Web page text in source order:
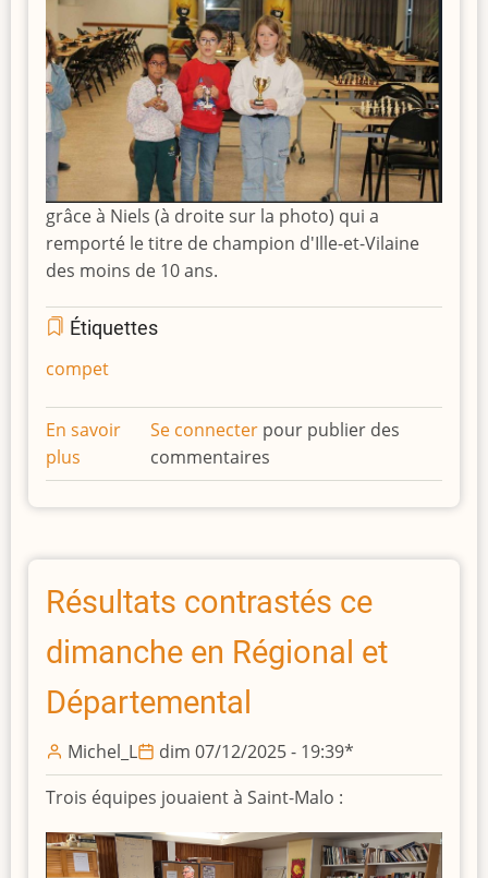
grâce à Niels (à droite sur la photo) qui a
remporté le titre de champion d'Ille-et-Vilaine
des moins de 10 ans.
Étiquettes
compet
En savoir
plus
Niels
champion
et-
Vilaine
en
U10
Se connecterpour publier des
commentaires
Résultats contrastés ce
dimanche en Régional et
Départemental
Michel_L dim 07/12/2025 - 19:39*
Trois équipes jouaient à Saint-Malo :